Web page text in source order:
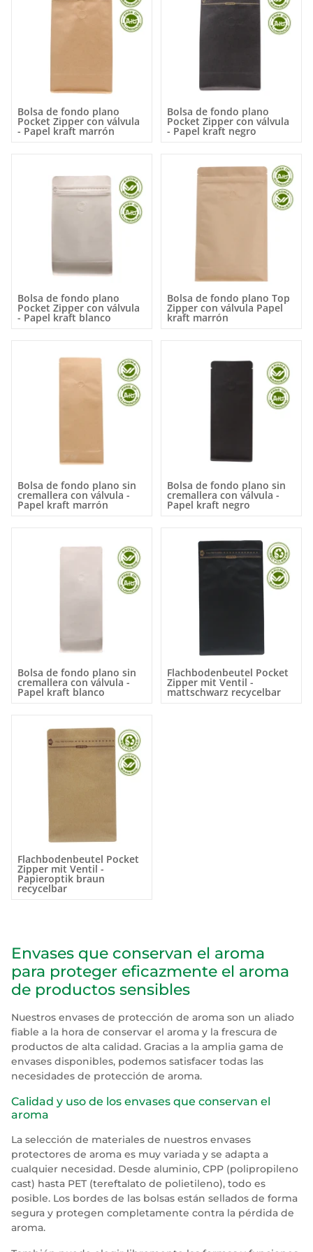
Bolsa de fondo plano
Pocket Zipper con válvula
- Papel kraft marrón
Bolsa de fondo plano
Pocket Zipper con válvula
- Papel kraft negro
Bolsa de fondo plano
Pocket Zipper con válvula
- Papel kraft blanco
Bolsa de fondo plano Top
Zipper con válvula Papel
kraft marrón
Bolsa de fondo plano sin
cremallera con válvula -
Papel kraft marrón
Bolsa de fondo plano sin
cremallera con válvula -
Papel kraft negro
Bolsa de fondo plano sin
cremallera con válvula -
Papel kraft blanco
Flachbodenbeutel Pocket
Zipper mit Ventil -
mattschwarz recycelbar
Flachbodenbeutel Pocket
Zipper mit Ventil -
Papieroptik braun
recycelbar
Envases que conservan el aroma
para proteger eficazmente el aroma
de productos sensibles
Nuestros envases de protección de aroma son un aliado
fiable a la hora de conservar el aroma y la frescura de
productos de alta calidad. Gracias a la amplia gama de
envases disponibles, podemos satisfacer todas las
necesidades de protección de aroma.
Calidad y uso de los envases que conservan el
aroma
La selección de materiales de nuestros envases
protectores de aroma es muy variada y se adapta a
cualquier necesidad. Desde aluminio, CPP (polipropileno
cast) hasta PET (tereftalato de polietileno), todo es
posible. Los bordes de las bolsas están sellados de forma
segura y protegen completamente contra la pérdida de
aroma.